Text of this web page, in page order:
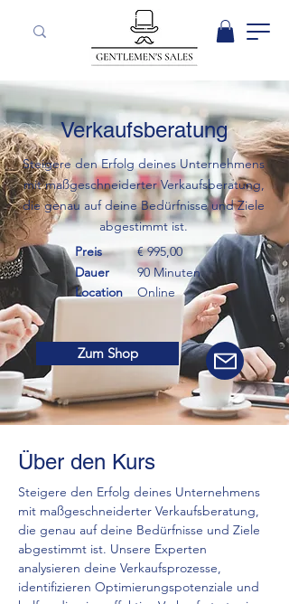
Verkaufsberatung
Steigere den Erfolg deines Unternehmens
mit maßgeschneiderter Verkaufsberatung,
die genau auf deine Bedürfnisse und Ziele
abgestimmt ist.
Preis
€ 995,00
Dauer
90 Minuten
Location
Online
Zum Shop
Über den Kurs
Steigere den Erfolg deines Unternehmens
mit maßgeschneiderter Verkaufsberatung,
die genau auf deine Bedürfnisse und Ziele
abgestimmt ist. Unsere Experten
analysieren deine Verkaufsprozesse,
identifizieren Optimierungspotenziale und